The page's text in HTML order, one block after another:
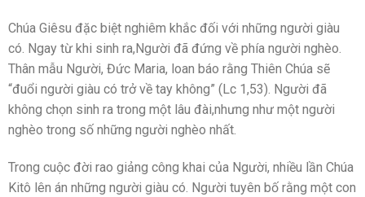
Chúa Giêsu đặc biệt nghiêm khắc đối với những người giàu
có. Ngay từ khi sinh ra,Người đã đứng về phía người nghèo.
Thân mẫu Người, Đức Maria, loan báo rằng Thiên Chúa sẽ
“đuổi người giàu có trở về tay không” (Lc 1,53). Người đã
không chọn sinh ra trong một lâu đài,nhưng như một người
nghèo trong số những người nghèo nhất.
Trong cuộc đời rao giảng công khai của Người, nhiều lần Chúa
Kitô lên án những người giàu có. Người tuyên bố rằng một con